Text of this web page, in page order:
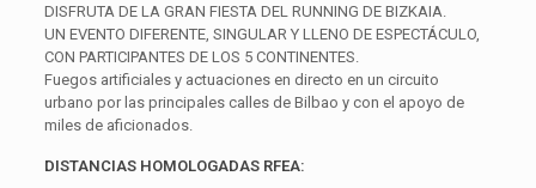
DISFRUTA DE LA GRAN FIESTA DEL RUNNING DE BIZKAIA.
UN EVENTO DIFERENTE, SINGULAR Y LLENO DE ESPECTÁCULO,
CON PARTICIPANTES DE LOS 5 CONTINENTES.
Fuegos artificiales y actuaciones en directo en un circuito
urbano por las principales calles de Bilbao y con el apoyo de
miles de aficionados.
DISTANCIAS HOMOLOGADAS RFEA: